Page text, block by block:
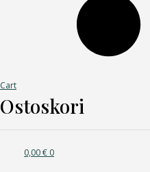
Cart
Ostoskori
0,00€ 0